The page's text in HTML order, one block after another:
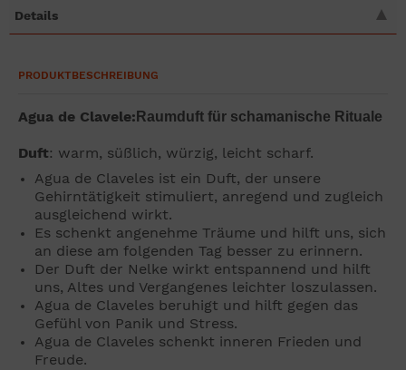
Details
PRODUKTBESCHREIBUNG
Agua de Clavele: Raumduft für schamanische Rituale
Duft: warm, süßlich, würzig, leicht scharf.
Agua de Claveles ist ein Duft, der unsere
Gehirntätigkeit stimuliert, anregend und zugleich
ausgleichend wirkt.
Es schenkt angenehme Träume und hilft uns, sich
an diese am folgenden Tag besser zu erinnern.
Der Duft der Nelke wirkt entspannend und hilft
uns, Altes und Vergangenes leichter loszulassen.
Agua de Claveles beruhigt und hilft gegen das
Gefühl von Panik und Stress.
Agua de Claveles schenkt inneren Frieden und
Freude.